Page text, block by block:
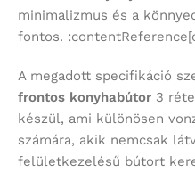
minimalizmus és a
fontos.
A megadott specifikáció
frontos konyhabútor 3
készül, ami különösen
számára, akik nemcsak
felületkezelésű bútort